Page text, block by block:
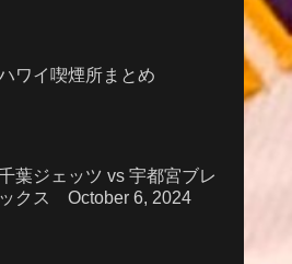
ワイ喫煙所まとめ
葉ジェッツ vs 宇都宮ブレ
ックス October 6, 2024